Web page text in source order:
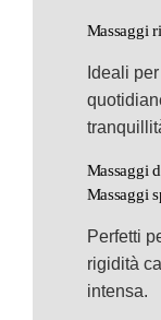
Massaggi
Ideali
Massaggi
Massaggi
Perfetti
rigidità
intensa.